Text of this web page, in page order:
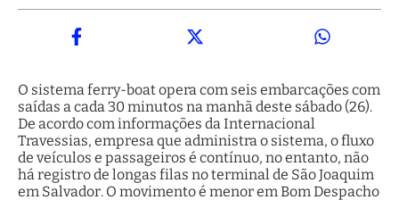
O sistema ferry-boat opera com seis embarcações com
saídas a cada 30 minutos na manhã deste sábado (26).
De acordo com informações da Internacional
Travessias, empresa que administra o sistema, o fluxo
de veículos e passageiros é contínuo, no entanto, não
há registro de longas filas no terminal de São Joaquim
em Salvador. O movimento é menor em Bom Despacho